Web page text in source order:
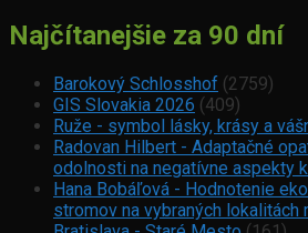
Najčítanejšie za 90 dní
Barokový Schlosshof (2759)
GIS Slovakia 2026 (409)
Ruže - symbol lásky, krásy a
Radovan Hilbert - Adaptačné
odolnosti na negatívne aspekty
Hana Bobáľová - Hodnotenie
stromov na vybraných